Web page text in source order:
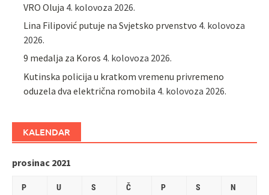
VRO Oluja 4. kolovoza 2026.
Lina Filipović putuje na Svjetsko prvenstvo 4. kolovoza
2026.
9 medalja za Koros 4. kolovoza 2026.
Kutinska policija u kratkom vremenu privremeno
oduzela dva električna romobila 4. kolovoza 2026.
KALENDAR
prosinac 2021
P U S Č P S N